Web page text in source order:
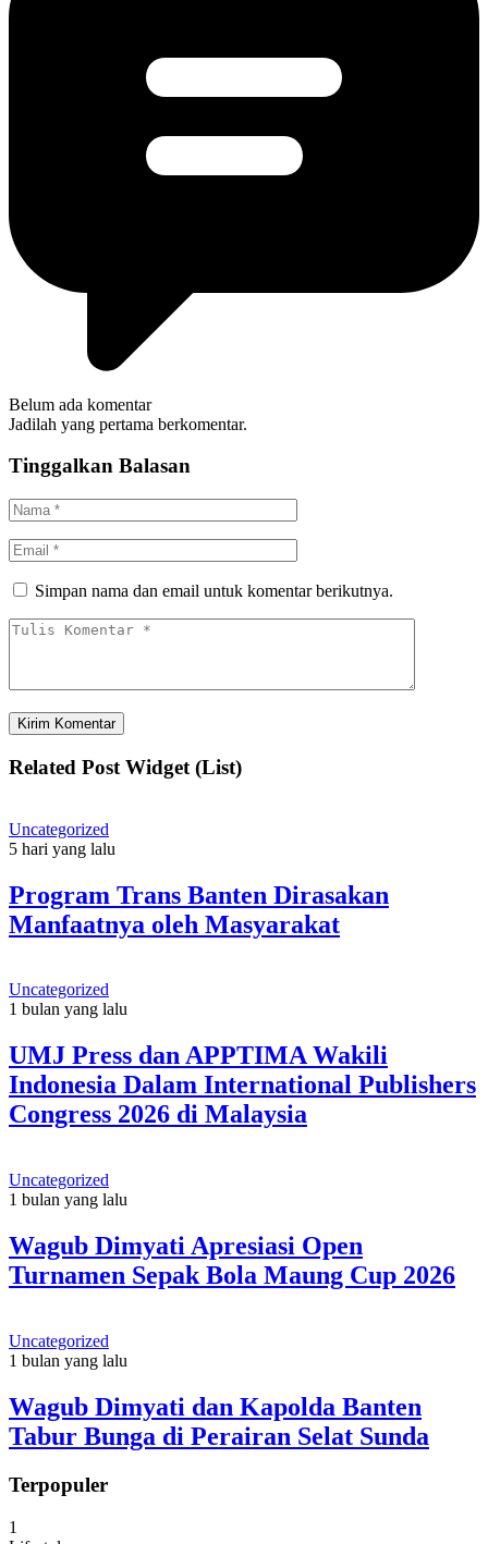
Belum ada komentar
Jadilah yang pertama berkomentar.
Tinggalkan Balasan
Simpan nama dan email untuk komentar berikutnya.
Related Post Widget (List)
Uncategorized
5 hari yang lalu
Program Trans Banten Dirasakan
Manfaatnya oleh Masyarakat
Uncategorized
1 bulan yang lalu
UMJ Press dan APPTIMA Wakili
Indonesia Dalam International Publishers
Congress 2026 di Malaysia
Uncategorized
1 bulan yang lalu
Wagub Dimyati Apresiasi Open
Turnamen Sepak Bola Maung Cup 2026
Uncategorized
1 bulan yang lalu
Wagub Dimyati dan Kapolda Banten
Tabur Bunga di Perairan Selat Sunda
Terpopuler
1